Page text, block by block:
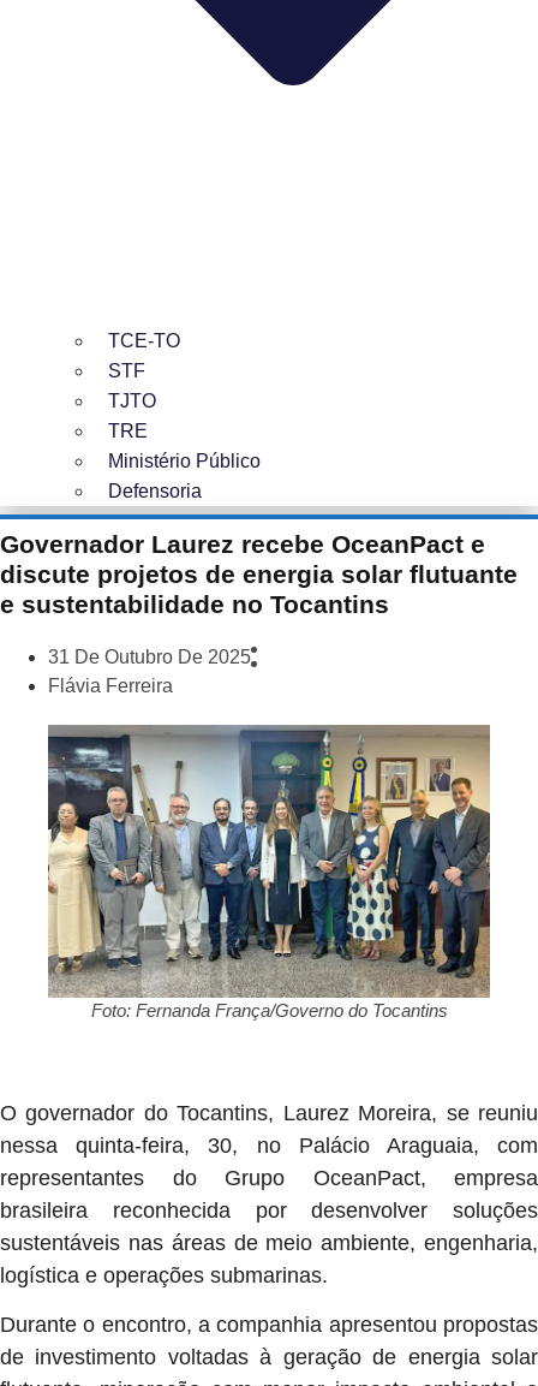
TCE-TO
STF
TJTO
TRE
Ministério Público
Defensoria
Governador Laurez recebe OceanPact e
discute projetos de energia solar flutuante
e sustentabilidade no Tocantins
31 De Outubro De 2025
Flávia Ferreira
Foto: Fernanda França/Governo do Tocantins
O governador do Tocantins, Laurez Moreira, se reuniu
nessa quinta-feira, 30, no Palácio Araguaia, com
representantes do Grupo OceanPact, empresa
brasileira reconhecida por desenvolver soluções
sustentáveis nas áreas de meio ambiente, engenharia,
logística e operações submarinas.
Durante o encontro, a companhia apresentou propostas
de investimento voltadas à geração de energia solar